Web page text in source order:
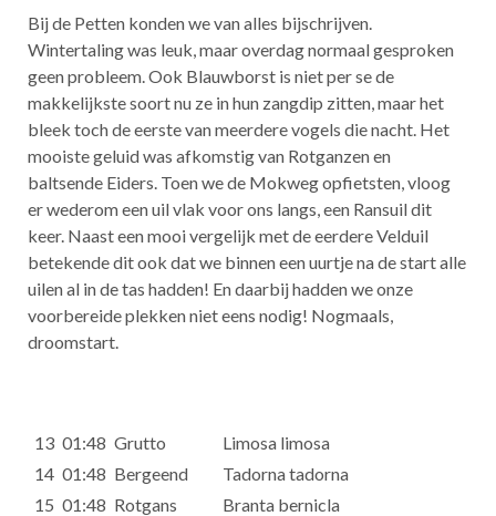
Bij de Petten konden we van alles bijschrijven.
Wintertaling was leuk, maar overdag normaal gesproken
geen probleem. Ook Blauwborst is niet per se de
makkelijkste soort nu ze in hun zangdip zitten, maar het
bleek toch de eerste van meerdere vogels die nacht. Het
mooiste geluid was afkomstig van Rotganzen en
baltsende Eiders. Toen we de Mokweg opfietsten, vloog
er wederom een uil vlak voor ons langs, een Ransuil dit
keer. Naast een mooi vergelijk met de eerdere Velduil
betekende dit ook dat we binnen een uurtje na de start alle
uilen al in de tas hadden! En daarbij hadden we onze
voorbereide plekken niet eens nodig! Nogmaals,
droomstart.
13 01:48 Grutto
Limosa limosa
14 01:48 Bergeend
Tadorna tadorna
15 01:48 Rotgans
Branta bernicla